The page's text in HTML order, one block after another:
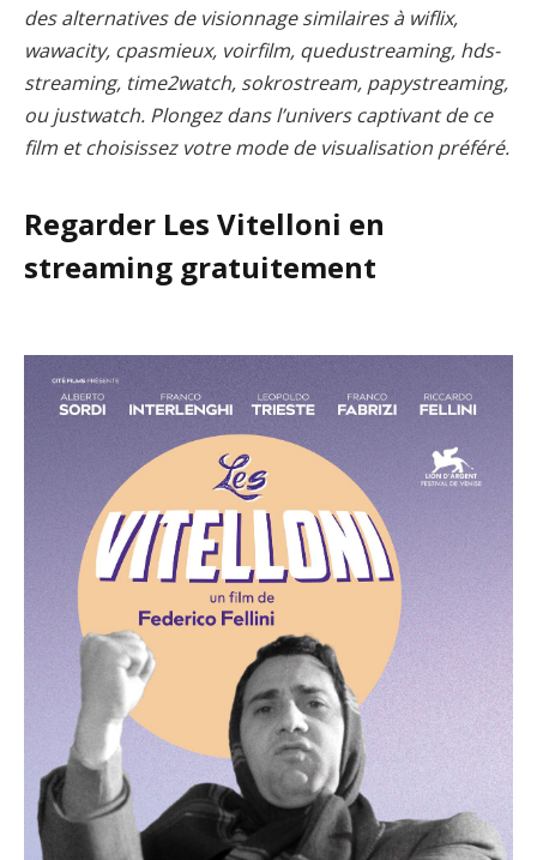
des alternatives de visionnage similaires à wiflix,
wawacity, cpasmieux, voirfilm, quedustreaming, hds-
streaming, time2watch, sokrostream, papystreaming,
ou justwatch. Plongez dans l’univers captivant de ce
film et choisissez votre mode de visualisation préféré.
Regarder Les Vitelloni en
streaming gratuitement